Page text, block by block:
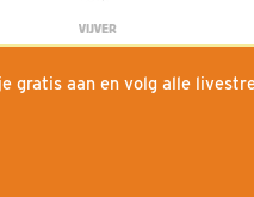
VIJVER
gratis aan en volg alle